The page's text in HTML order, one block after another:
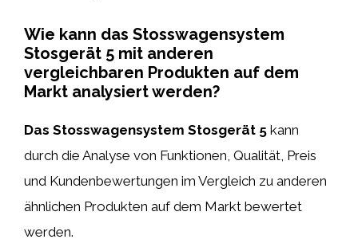
Wie kann das Stosswagensystem
Stosgerät 5 mit anderen
vergleichbaren Produkten auf dem
Markt analysiert werden?
Das Stosswagensystem Stosgerät 5 kann
durch die Analyse von Funktionen, Qualität, Preis
und Kundenbewertungen im Vergleich zu anderen
ähnlichen Produkten auf dem Markt bewertet
werden.